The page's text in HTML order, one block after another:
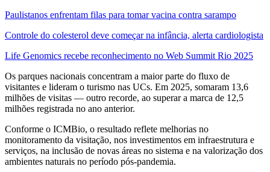
Paulistanos enfrentam filas para tomar vacina contra sarampo
Controle do colesterol deve começar na infância, alerta cardiologista
Life Genomics recebe reconhecimento no Web Summit Rio 2025
Os parques nacionais concentram a maior parte do fluxo de
visitantes e lideram o turismo nas UCs. Em 2025, somaram 13,6
milhões de visitas — outro recorde, ao superar a marca de 12,5
milhões registrada no ano anterior.
Conforme o ICMBio, o resultado reflete melhorias no
monitoramento da visitação, nos investimentos em infraestrutura e
serviços, na inclusão de novas áreas no sistema e na valorização dos
ambientes naturais no período pós-pandemia.